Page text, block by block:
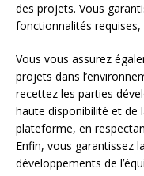
des projets. Vous
fonctionnalités
Vous vous assurez
projets dans
recettez les parties
haute disponibilité et de
plateforme, en
Enfin, vous garantissez
développements de